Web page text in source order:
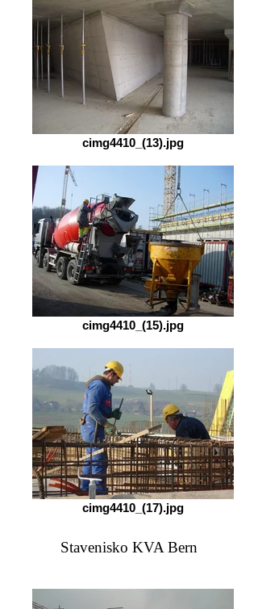
cimg4410_(13).jpg
cimg4410_(15).jpg
cimg4410_(17).jpg
Stavenisko KVA Bern